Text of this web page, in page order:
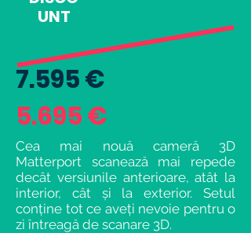
UNT
7.595 €
5.695 €
Cea mai nouă cameră 3D
Matterport scanează mai repede
decât versiunile anterioare, atât la
interior, cât și la exterior. Setul
conține tot ce aveți nevoie pentru o
zi întreagă de scanare 3D.